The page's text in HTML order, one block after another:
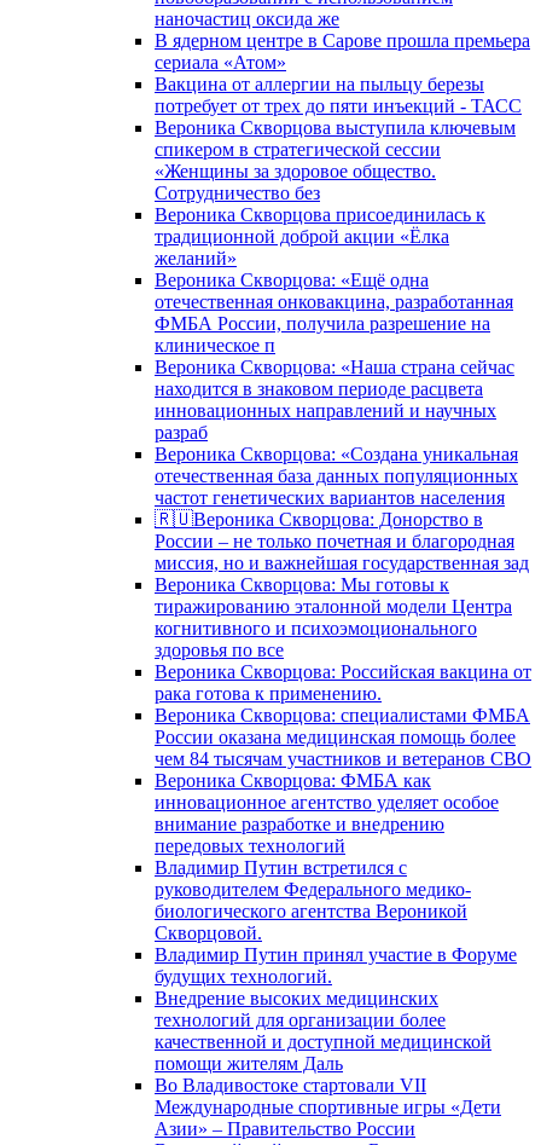
наночастиц оксида же
В ядерном центре в Сарове прошла премьера
сериала «Атом»
Вакцина от аллергии на пыльцу березы
потребует от трех до пяти инъекций - ТАСС
Вероника Скворцова выступила ключевым
спикером в стратегической сессии
«Женщины за здоровое общество.
Сотрудничество без
Вероника Скворцова присоединилась к
традиционной доброй акции «Ёлка
желаний»
Вероника Скворцова: «Ещё одна
отечественная онковакцина, разработанная
ФМБА России, получила разрешение на
клиническое п
Вероника Скворцова: «Наша страна сейчас
находится в знаковом периоде расцвета
инновационных направлений и научных
разраб
Вероника Скворцова: «Создана уникальная
отечественная база данных популяционных
частот генетических вариантов населения
🇷🇺Вероника Скворцова: Донорство в
России – не только почетная и благородная
миссия, но и важнейшая государственная зад
Вероника Скворцова: Мы готовы к
тиражированию эталонной модели Центра
когнитивного и психоэмоционального
здоровья по все
Вероника Скворцова: Российская вакцина от
рака готова к применению.
Вероника Скворцова: специалистами ФМБА
России оказана медицинская помощь более
чем 84 тысячам участников и ветеранов СВО
Вероника Скворцова: ФМБА как
инновационное агентство уделяет особое
внимание разработке и внедрению
передовых технологий
Владимир Путин встретился с
руководителем Федерального медико-
биологического агентства Вероникой
Скворцовой.
Владимир Путин принял участие в Форуме
будущих технологий.
Внедрение высоких медицинских
технологий для организации более
качественной и доступной медицинской
помощи жителям Даль
Во Владивостоке стартовали VII
Международные спортивные игры «Дети
Азии» – Правительство России